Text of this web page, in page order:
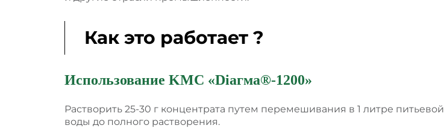
Как это работает ?
Использование KMC «Dіагма®-1200»
Растворить 25-30 г концентрата путем перемешивания в 1 литре питьевой
воды до полного растворения.